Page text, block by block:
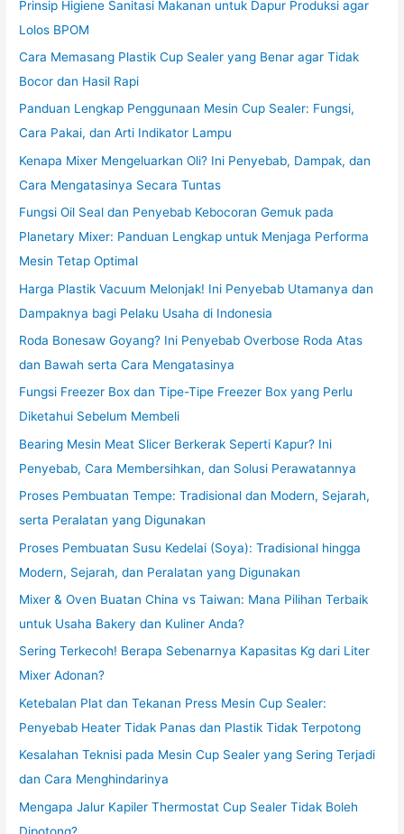
Prinsip Higiene Sanitasi Makanan untuk Dapur Produksi agar
Lolos BPOM
Cara Memasang Plastik Cup Sealer yang Benar agar Tidak
Bocor dan Hasil Rapi
Panduan Lengkap Penggunaan Mesin Cup Sealer: Fungsi,
Cara Pakai, dan Arti Indikator Lampu
Kenapa Mixer Mengeluarkan Oli? Ini Penyebab, Dampak, dan
Cara Mengatasinya Secara Tuntas
Fungsi Oil Seal dan Penyebab Kebocoran Gemuk pada
Planetary Mixer: Panduan Lengkap untuk Menjaga Performa
Mesin Tetap Optimal
Harga Plastik Vacuum Melonjak! Ini Penyebab Utamanya dan
Dampaknya bagi Pelaku Usaha di Indonesia
Roda Bonesaw Goyang? Ini Penyebab Overbose Roda Atas
dan Bawah serta Cara Mengatasinya
Fungsi Freezer Box dan Tipe-Tipe Freezer Box yang Perlu
Diketahui Sebelum Membeli
Bearing Mesin Meat Slicer Berkerak Seperti Kapur? Ini
Penyebab, Cara Membersihkan, dan Solusi Perawatannya
Proses Pembuatan Tempe: Tradisional dan Modern, Sejarah,
serta Peralatan yang Digunakan
Proses Pembuatan Susu Kedelai (Soya): Tradisional hingga
Modern, Sejarah, dan Peralatan yang Digunakan
Mixer & Oven Buatan China vs Taiwan: Mana Pilihan Terbaik
untuk Usaha Bakery dan Kuliner Anda?
Sering Terkecoh! Berapa Sebenarnya Kapasitas Kg dari Liter
Mixer Adonan?
Ketebalan Plat dan Tekanan Press Mesin Cup Sealer:
Penyebab Heater Tidak Panas dan Plastik Tidak Terpotong
Kesalahan Teknisi pada Mesin Cup Sealer yang Sering Terjadi
dan Cara Menghindarinya
Mengapa Jalur Kapiler Thermostat Cup Sealer Tidak Boleh
Dipotong?